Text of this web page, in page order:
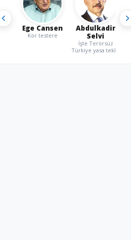
Ege Cansen
Kör testere
Abdulkadir
Selvi
İşte Terörsüz
Türkiye yasa teklifi